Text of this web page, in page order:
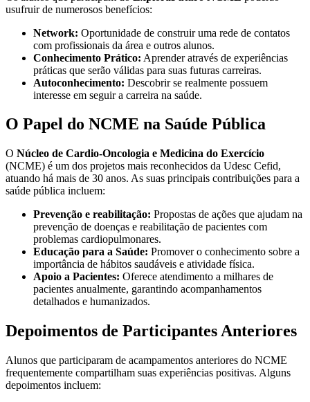
usufruir de numerosos benefícios:
Network: Oportunidade de construir uma rede de contatos
com profissionais da área e outros alunos.
Conhecimento Prático: Aprender através de experiências
práticas que serão válidas para suas futuras carreiras.
Autoconhecimento: Descobrir se realmente possuem
interesse em seguir a carreira na saúde.
O Papel do NCME na Saúde Pública
O Núcleo de Cardio-Oncologia e Medicina do Exercício
(NCME) é um dos projetos mais reconhecidos da Udesc Cefid,
atuando há mais de 30 anos. As suas principais contribuições para a
saúde pública incluem:
Prevenção e reabilitação: Propostas de ações que ajudam na
prevenção de doenças e reabilitação de pacientes com
problemas cardiopulmonares.
Educação para a Saúde: Promover o conhecimento sobre a
importância de hábitos saudáveis e atividade física.
Apoio a Pacientes: Oferece atendimento a milhares de
pacientes anualmente, garantindo acompanhamentos
detalhados e humanizados.
Depoimentos de Participantes Anteriores
Alunos que participaram de acampamentos anteriores do NCME
frequentemente compartilham suas experiências positivas. Alguns
depoimentos incluem: